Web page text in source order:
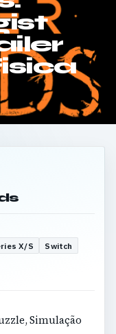
X/S
Switch
Simulação